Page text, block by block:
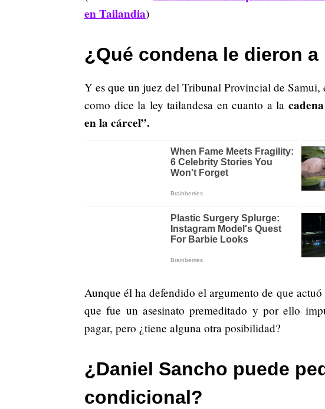
en Tailandia)
¿Qué condena le dieron a
Y es que un juez del Tribunal Provincial de Samui,
como dice la ley tailandesa en cuanto a la
en la cárcel”.
Aunque él ha defendido el argumento de que
que fue un asesinato premeditado y por ello
pagar, pero ¿tiene alguna otra posibilidad?
¿Daniel Sancho puede
condicional?